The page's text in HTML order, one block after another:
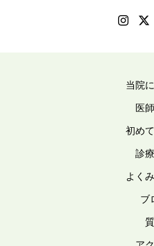
当院
医
初め
診
よく
ブ